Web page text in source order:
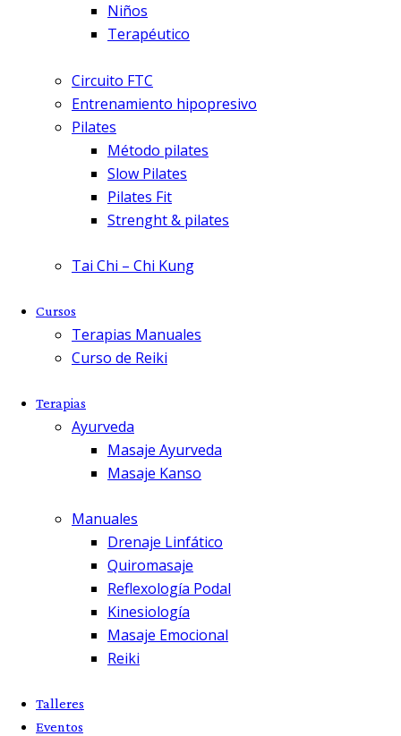
Niños
Terapéutico
Circuito FTC
Entrenamiento hipopresivo
Pilates
Método pilates
Slow Pilates
Pilates Fit
Strenght & pilates
Tai Chi – Chi Kung
Cursos
Terapias Manuales
Curso de Reiki
Terapias
Ayurveda
Masaje Ayurveda
Masaje Kanso
Manuales
Drenaje Linfático
Quiromasaje
Reflexología Podal
Kinesiología
Masaje Emocional
Reiki
Talleres
Eventos